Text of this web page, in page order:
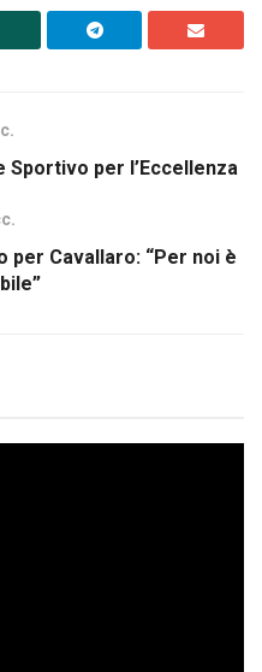
Sportivo per l’Eccellenza
per Cavallaro: “Per noi è